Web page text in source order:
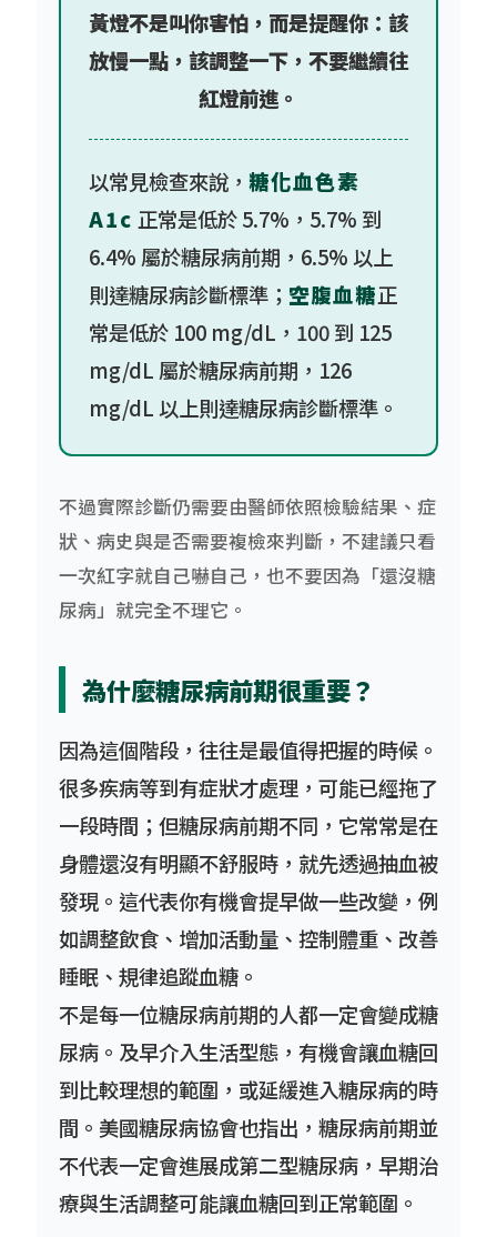
黃燈不是叫你害怕，而是提醒你：該
放慢一點，該調整一下，不要繼續往
紅燈前進。
以常見檢查來說， 糖化血色素
A1c 正常是低於 5.7%，5.7% 到
6.4% 屬於糖尿病前期，6.5% 以上
則達糖尿病診斷標準； 空腹血糖正
常是低於 100 mg/dL，100 到 125
mg/dL 屬於糖尿病前期，126
mg/dL 以上則達糖尿病診斷標準。
不過實際診斷仍需要由醫師依照檢驗結果、症
狀、病史與是否需要複檢來判斷，不建議只看
一次紅字就自己嚇自己，也不要因為「還沒糖
尿病」就完全不理它。
為什麼糖尿病前期很重要？
因為這個階段，往往是最值得把握的時候。
很多疾病等到有症狀才處理，可能已經拖了
一段時間；但糖尿病前期不同，它常常是在
身體還沒有明顯不舒服時，就先透過抽血被
發現。這代表你有機會提早做一些改變，例
如調整飲食、增加活動量、控制體重、改善
睡眠、規律追蹤血糖。
不是每一位糖尿病前期的人都一定會變成糖
尿病。及早介入生活型態，有機會讓血糖回
到比較理想的範圍，或延緩進入糖尿病的時
間。美國糖尿病協會也指出，糖尿病前期並
不代表一定會進展成第二型糖尿病，早期治
療與生活調整可能讓血糖回到正常範圍。